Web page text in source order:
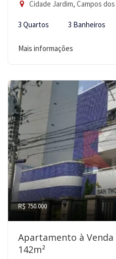
Cidade Jardim, Campos
3 Quartos 3 Banheiros
Mais informações
R$ 750.000
Apartamento à
142m²